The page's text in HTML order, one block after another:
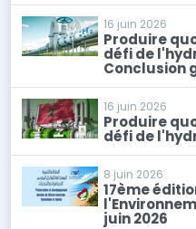
16 juin 2026
Produire
défi de
Conclusion
16 juin 2026
Produire
défi de
8 juin 2026
17ème
juin 2026